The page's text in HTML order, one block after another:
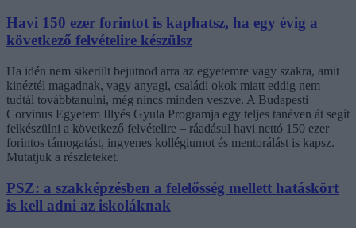
Havi 150 ezer forintot is kaphatsz, ha egy évig a
következő felvételire készülsz
Ha idén nem sikerült bejutnod arra az egyetemre vagy szakra, amit
kinéztél magadnak, vagy anyagi, családi okok miatt eddig nem
tudtál továbbtanulni, még nincs minden veszve. A Budapesti
Corvinus Egyetem Illyés Gyula Programja egy teljes tanéven át segít
felkészülni a következő felvételire – ráadásul havi nettó 150 ezer
forintos támogatást, ingyenes kollégiumot és mentorálást is kapsz.
Mutatjuk a részleteket.
PSZ: a szakképzésben a felelősség mellett hatáskört
is kell adni az iskoláknak